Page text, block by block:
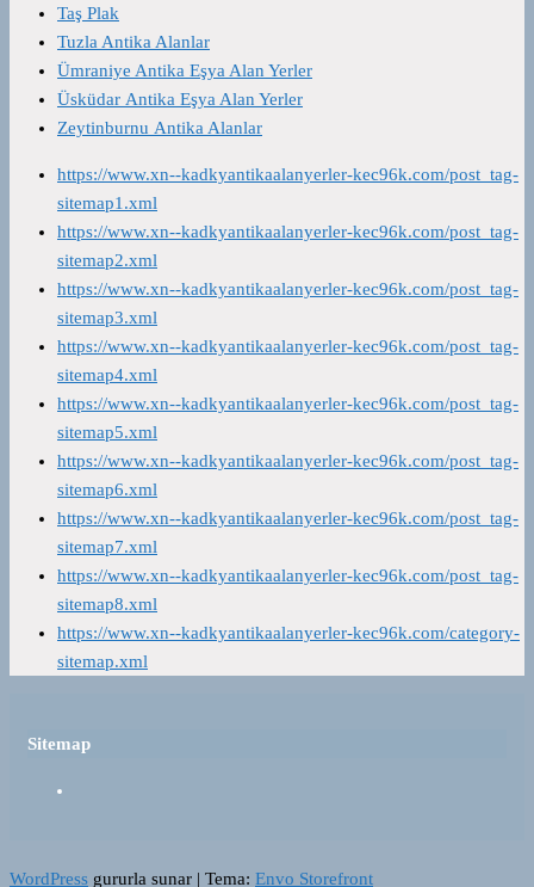
Taş Plak
Tuzla Antika Alanlar
Ümraniye Antika Eşya Alan Yerler
Üsküdar Antika Eşya Alan Yerler
Zeytinburnu Antika Alanlar
https://www.xn--kadkyantikaalanyerler-kec96k.com/post_tag-
sitemap1.xml
https://www.xn--kadkyantikaalanyerler-kec96k.com/post_tag-
sitemap2.xml
https://www.xn--kadkyantikaalanyerler-kec96k.com/post_tag-
sitemap3.xml
https://www.xn--kadkyantikaalanyerler-kec96k.com/post_tag-
sitemap4.xml
https://www.xn--kadkyantikaalanyerler-kec96k.com/post_tag-
sitemap5.xml
https://www.xn--kadkyantikaalanyerler-kec96k.com/post_tag-
sitemap6.xml
https://www.xn--kadkyantikaalanyerler-kec96k.com/post_tag-
sitemap7.xml
https://www.xn--kadkyantikaalanyerler-kec96k.com/post_tag-
sitemap8.xml
https://www.xn--kadkyantikaalanyerler-kec96k.com/category-
sitemap.xml
Sitemap
WordPress gururla sunar | Tema: Envo Storefront